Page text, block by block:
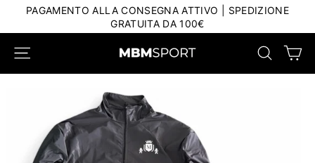
contenuto
PAGAMENTO ALLA CONSEGNA ATTIVO | SPEDIZIONE
GRATUITA DA 100€
Ricerca